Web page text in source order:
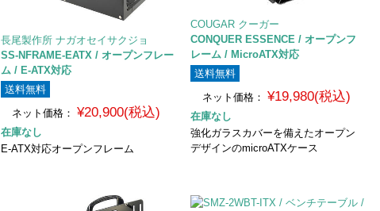
長尾製作所 ナガオセイサクジョ
SS-NFRAME-EATX / オープンフレー
ム / E-ATX対応
送料無料
ネット価格：
¥20,900(税込)
在庫なし
E-ATX対応オープンフレーム
COUGAR クーガー
CONQUER ESSENCE / オープンフ
レーム / MicroATX対応
送料無料
ネット価格： ¥19,980(税込)
在庫なし
強化ガラスカバーを備えたオープン
デザインのmicroATXケース